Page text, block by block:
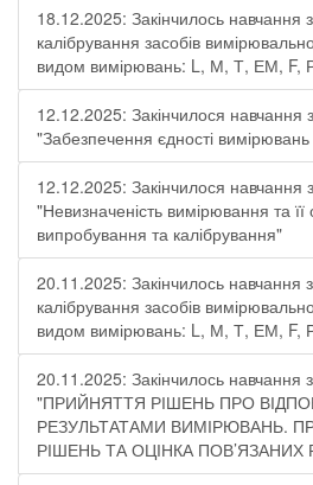
18.12.2025: Закінчилось навчання
калібрування засобів
видом вимірювань: L, М, Т, ЕМ, F,
12.12.2025: Закінчилося навчання
"Забезпечення єдності вимірювань
12.12.2025: Закінчилося навчання
"Невизначеність вимірювання та
випробування та калібрування"
20.11.2025: Закінчилось навчання
калібрування засобів
видом вимірювань: L, М, Т, ЕМ, F,
20.11.2025: Закінчилось навчання
"ПРИЙНЯТТЯ РІШЕНЬ ПРО
РЕЗУЛЬТАТАМИ ВИМІРЮВАНЬ.
РІШЕНЬ ТА ОЦІНКА ПОВ’ЯЗАНИХ